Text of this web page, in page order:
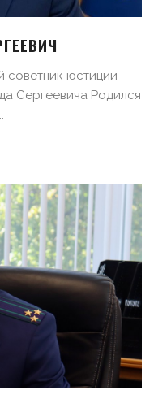
советник юстиции
Сергеевича Родился